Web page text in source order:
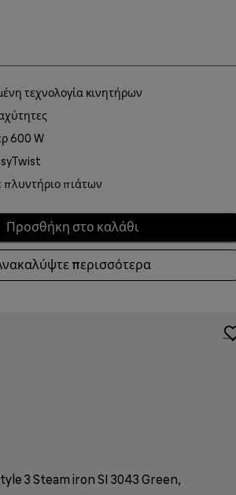
τεχνολογία κινητήρων
600 W
πλυντήριο πιάτων
Προσθήκη στο καλάθι
περισσότερα